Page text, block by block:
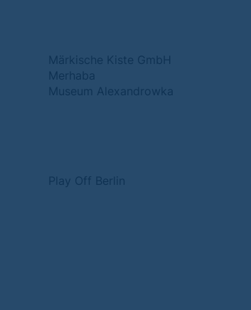
Märkische Kiste GmbH
Merhaba
Museum Alexandrowka
Play Off Berlin